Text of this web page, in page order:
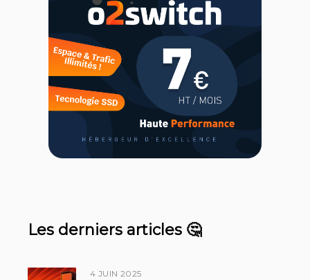
Les derniers articles 🤔
4 JUIN 2025